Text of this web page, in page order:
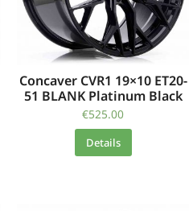
Concaver CVR1 19×10 ET20-
51 BLANK Platinum Black
€525.00
Details